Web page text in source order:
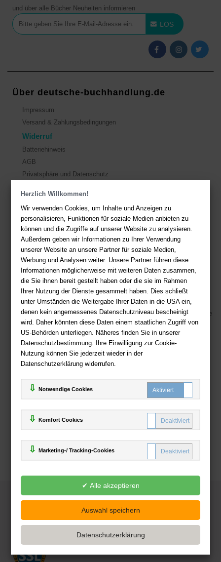
Herzlich Willkommen!
Wir verwenden Cookies, um Inhalte und Anzeigen zu
personalisieren, Funktionen für soziale Medien anbieten zu
können und die Zugriffe auf unserer Website zu analysieren.
Außerdem geben wir Informationen zu Ihrer Verwendung
unserer Website an unsere Partner für soziale Medien,
Werbung und Analysen weiter. Unsere Partner führen diese
Informationen möglicherweise mit weiteren Daten zusammen,
die Sie ihnen bereit gestellt haben oder die sie im Rahmen
Ihrer Nutzung der Dienste gesammelt haben. Dies schließt
unter Umständen die Weitergabe Ihrer Daten in die USA ein,
denen kein angemessenes Datenschutzniveau bescheinigt
wird. Daher könnten diese Daten einem staatlichen Zugriff von
US-Behörden unterliegen. Näheres finden Sie in unserer
Datenschutzbestimmung. Ihre Einwilligung zur Cookie-
Nutzung können Sie jederzeit wieder in der
Datenschutzerklärung widerrufen.
Notwendige Cookies
Komfort Cookies
Marketing-/ Tracking-Cookies
und über alle Bücher Neuheiten informieren
LOS
Über deutsche-buchhandlung.de
Impressum
Versand & Zahlungsbedingungen
Widerruf
Batteriehinweis
AGB
Privatsphäre und Datenschutz
Sie haben Fragen? Hier finden Sie Antworten auf häufig gestellte
Fragen.
Fragen per E-Mail: service@deutsche-buchhandlung.de
Telefon: +49 (0)511 - 982 684 41
Ihre Vorteile bei uns
Kostenloser Versand ab 36,- EUR Bestellwert
Sicherer Online Shop und Zahlung mit SSL-Verschlüsselung
Viele Zahlungsmethoden wie PayPal, Amazon Payment, Vorkasse
Zahlweisen
Deutsche-Buchhandlung.de
www.deutsche-buchhandlung.de ist ein Angebot der
Handelsgesellschaft mbH
Powered by Inooga